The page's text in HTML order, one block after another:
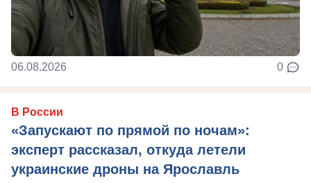
06.08.2026 0
В России
«Запускают по прямой по ночам»:
эксперт рассказал, откуда летели
украинские дроны на Ярославль